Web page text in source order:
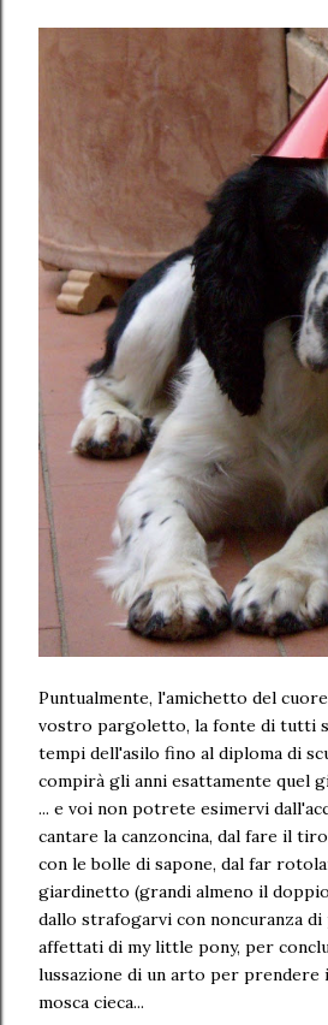
Puntualmente, l'amichetto del
vostro pargoletto, la fonte di tutti
tempi dell'asilo fino al diploma di
compirà gli anni esattamente quel
... e voi non potrete esimervi
cantare la canzoncina, dal fare il
con le bolle di sapone, dal far
giardinetto (grandi almeno il
dallo strafogarvi con noncuranza
affettati di my little pony, per
lussazione di un arto per prendere
mosca cieca...